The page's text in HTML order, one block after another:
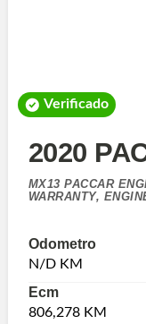
Verificado
2020
MX13 PACCAR
WARRANTY,
Odometro
N/D KM
Ecm
806,278 KM